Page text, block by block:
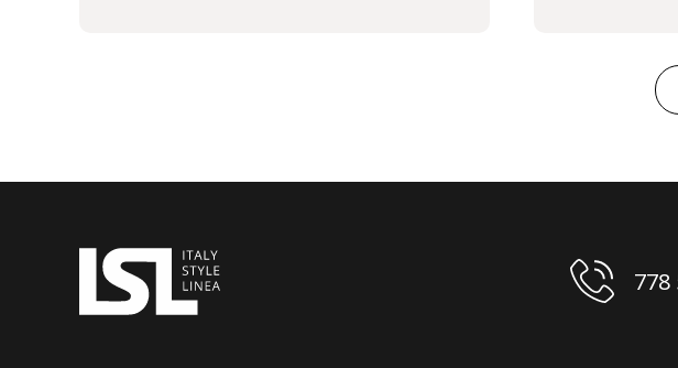
letech „druhá
spolupráce
778